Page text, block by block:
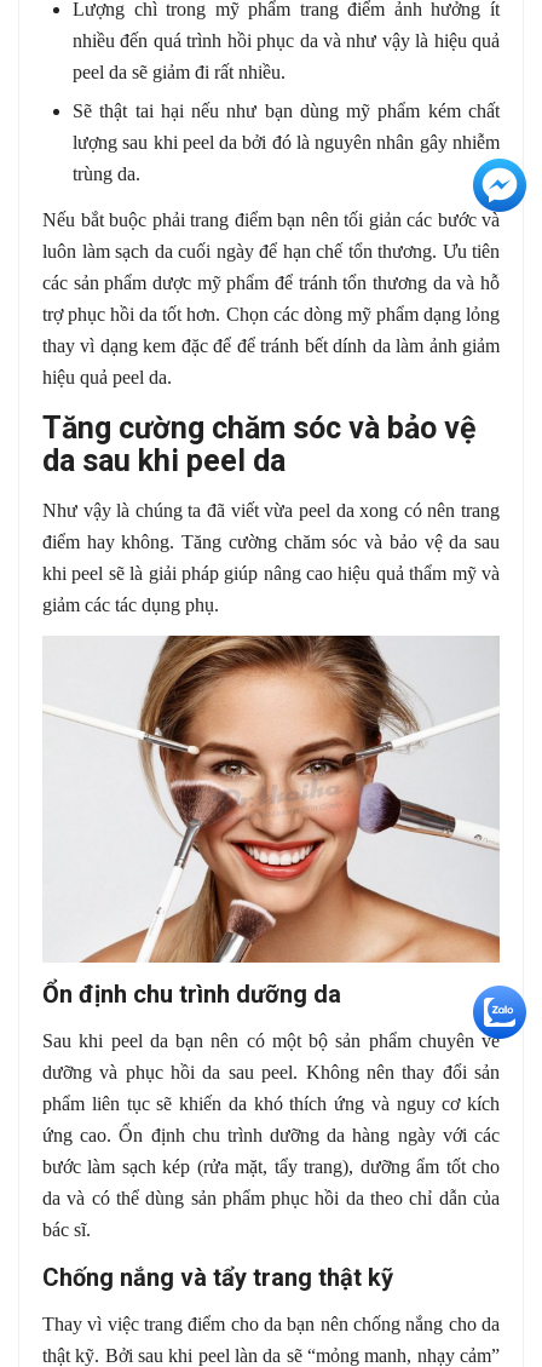
Lượng chì trong mỹ phẩm trang điểm ảnh hưởng ít
nhiều đến quá trình hồi phục da và như vậy là hiệu quả
peel da sẽ giảm đi rất nhiều.
Sẽ thật tai hại nếu như bạn dùng mỹ phẩm kém chất
lượng sau khi peel da bởi đó là nguyên nhân gây nhiễm
trùng da.
Nếu bắt buộc phải trang điểm bạn nên tối giản các bước và
luôn làm sạch da cuối ngày để hạn chế tổn thương. Ưu tiên
các sản phẩm dược mỹ phẩm để tránh tổn thương da và hỗ
trợ phục hồi da tốt hơn. Chọn các dòng mỹ phẩm dạng lỏng
thay vì dạng kem đặc để để tránh bết dính da làm ảnh giảm
hiệu quả peel da.
Tăng cường chăm sóc và bảo vệ
da sau khi peel da
Như vậy là chúng ta đã viết vừa peel da xong có nên trang
điểm hay không. Tăng cường chăm sóc và bảo vệ da sau
khi peel sẽ là giải pháp giúp nâng cao hiệu quả thẩm mỹ và
giảm các tác dụng phụ.
Ổn định chu trình dưỡng da
Sau khi peel da bạn nên có một bộ sản phẩm chuyên về
dưỡng và phục hồi da sau peel. Không nên thay đổi sản
phẩm liên tục sẽ khiến da khó thích ứng và nguy cơ kích
ứng cao. Ổn định chu trình dưỡng da hàng ngày với các
bước làm sạch kép (rửa mặt, tẩy trang), dưỡng ẩm tốt cho
da và có thể dùng sản phẩm phục hồi da theo chỉ dẫn của
bác sĩ.
Chống nắng và tẩy trang thật kỹ
Thay vì việc trang điểm cho da bạn nên chống nắng cho da
thật kỹ. Bởi sau khi peel làn da sẽ “mỏng manh, nhạy cảm”
+3
+5